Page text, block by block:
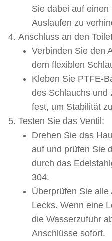
Sie dabei auf einen
Auslaufen zu
Anschluss an den
Verbinden Sie den
dem flexiblen
Kleben Sie PTFE-
des Schlauchs und
fest, um Stabilität
Testen Sie das Ventil:
Drehen Sie das
auf und prüfen Sie
durch das
304.
Überprüfen Sie alle
Lecks. Wenn eine
die Wasserzufuhr
Anschlüsse sofort.